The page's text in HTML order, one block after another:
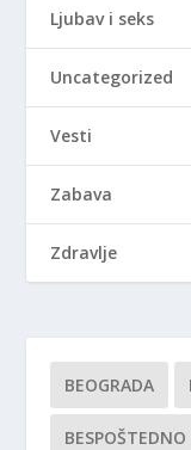
Ljubav i seks
Uncategorized
Vesti
Zabava
Zdravlje
BEOGRADA
BESPOŠTEDNO